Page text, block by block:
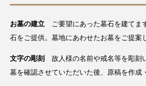
お墓の建立 ご要望にあった墓石を建てま
石をご提供。墓地にあわせたお墓をご提案
文字の彫刻
故人様の名前や戒名等を彫刻
墓を確認させていただいた後、原稿を作成